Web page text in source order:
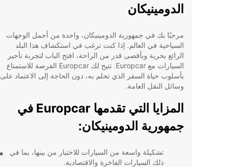
الدومينيكان
مرحبًا بك في جمهورية الدومينيكان، واحدة من أجمل الوجهات
السياحية في العالم. إذا كنت ترغب في استكشاف هذا البلد
الرائع بحرية وبأقصى قدر من الراحة، افتح الباب لتجربة تأجير
السيارات مع Europcar. تتيح لك Europcar الفرصة للاستمتاع
بأسلوب حياة السفر الذي تحلم به، دون الحاجة إلى الاعتماد على
وسائل النقل العامة.
المزايا التي تقدمها Europcar في
جمهورية الدومينيكان:
تشكيلة واسعة من السيارات للاختيار من بينها، بما في
ذلك السيارات الفاخرة والاقتصادية.